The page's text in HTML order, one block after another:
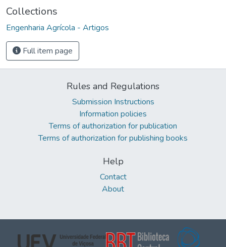
Collections
Engenharia Agrícola - Artigos
Full item page
Rules and Regulations
Submission Instructions
Information policies
Terms of authorization for publication
Terms of authorization for publishing books
Help
Contact
About